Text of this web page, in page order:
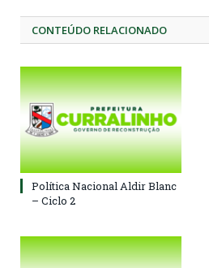
CONTEÚDO RELACIONADO
Política Nacional Aldir Blanc
– Ciclo 2